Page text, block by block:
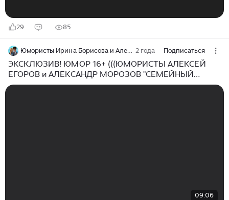
29 85
Юмористы Ирина Борисова и Алексей Егоров 2 года Подписаться
ЭКСКЛЮЗИВ! ЮМОР 16+ (((ЮМОРИСТЫ АЛЕКСЕЙ
ЕГОРОВ и АЛЕКСАНДР МОРОЗОВ "СЕМЕЙНЫЙ
РАЗГОВОР) (OFFICIAL VIDEO)))
09:06